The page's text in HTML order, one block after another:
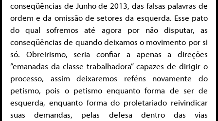
conseqüências de Junho de 2013, das falsas palavras de
ordem e da omissão de setores da esquerda. Esse pato
do qual sofremos até agora por não disputar, as
conseqüências de quando deixamos o movimento por si
só. Obreirismo, seria confiar a apenas a direções
“emanadas da classe trabalhadora” capazes de dirigir o
processo, assim deixaremos reféns novamente do
petismo, pois o petismo enquanto forma de ser de
esquerda, enquanto forma do proletariado reivindicar
suas demandas, pelas defesa dentro das vias